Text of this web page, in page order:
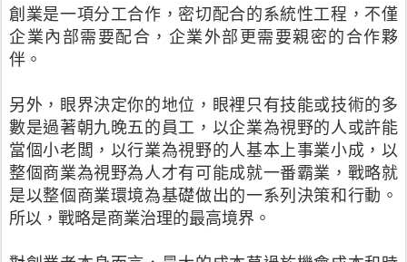
創業是一項分工合作，密切配合的系統性工程，不僅
企業內部需要配合，企業外部更需要親密的合作夥
伴。
另外，眼界決定你的地位，眼裡只有技能或技術的多
數是過著朝九晚五的員工，以企業為視野的人或許能
當個小老闆，以行業為視野的人基本上事業小成，以
整個商業為視野為人才有可能成就一番霸業，戰略就
是以整個商業環境為基礎做出的一系列決策和行動。
所以，戰略是商業治理的最高境界。